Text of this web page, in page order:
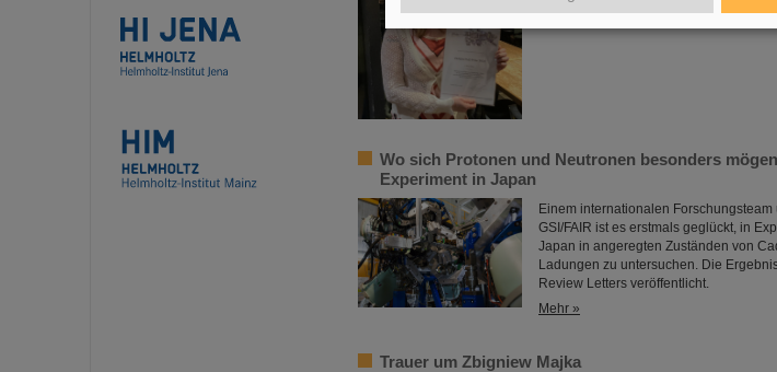
Wo sich Protonen und Neutronen besonders
Experiment in Japan
Einem internationalen
GSI/FAIR ist es erstmals geglückt, in
Japan in angeregten Zuständen von
Ladungen zu untersuchen. Die
Review Letters veröffentlicht.
Mehr »
Trauer um Zbigniew Majka